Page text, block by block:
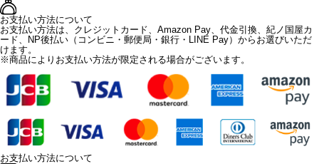
お支払い方法について
お支払い方法は、クレジットカード、Amazon Pay、代金引換、紀ノ国屋カ
ード、NP後払い（コンビニ・郵便局・銀行・LINE Pay）からお選びいただ
けます。
※商品によりお支払い方法が限定される場合がございます。
お支払い方法について